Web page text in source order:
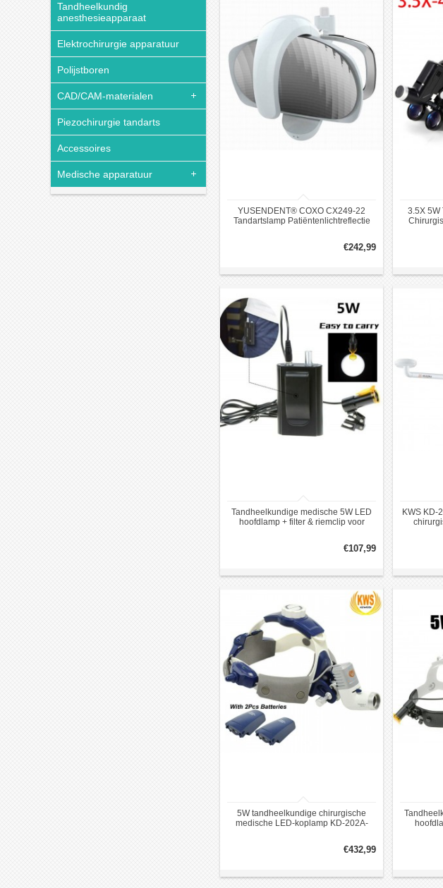
Tandheelkundig
anesthesieapparaat
Elektrochirurgie apparatuur
Polijstboren
CAD/CAM-materialen
Piezochirurgie tandarts
Accessoires
Medische apparatuur
YUSENDENT® COXO CX249-22
Tandartslamp Patiëntenlichtreflectie
€242,99
3.5X 5W
Tandheelkundige medische 5W LED
hoofdlamp + filter & riemclip voor
€107,99
KWS KD-
5W tandheelkundige chirurgische
medische LED-koplamp KD-202A-
€432,99